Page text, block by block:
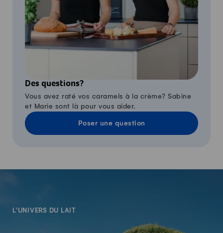
Des questions?
Vous avez raté vos caramels à la crème? Sabine
et Marie sont là pour vous aider.
Poser une question
L'UNIVERS DU LAIT